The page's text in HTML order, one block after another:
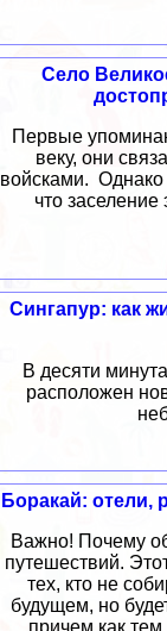
Село
Первые
веку, они
войсками. Однако
что
Сингапур: как
В десяти
расположен
Боракай: отели,
Важно! Почему
путешествий.
тех, кто не
будущем, но